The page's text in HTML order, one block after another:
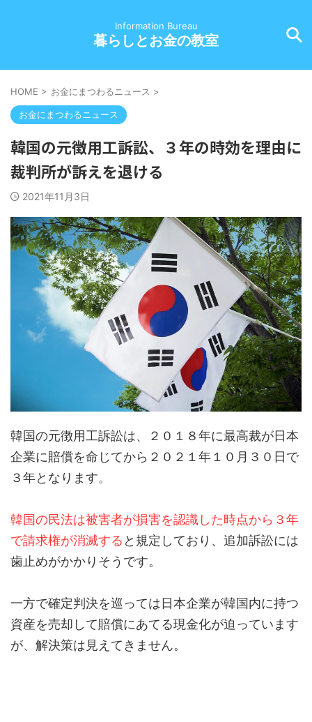
Information Bureau
暮らしとお金の教室
HOME > お金にまつわるニュース >
お金にまつわるニュース
韓国の元徴用工訴訟、３年の時効を理由に
裁判所が訴えを退ける
2021年11月3日
韓国の元徴用工訴訟は、２０１８年に最高裁が日本
企業に賠償を命じてから２０２１年１０月３０日で
３年となります。
韓国の民法は被害者が損害を認識した時点から３年
で請求権が消滅する と規定しており、追加訴訟には
歯止めがかかりそうです。
一方で確定判決を巡っては日本企業が韓国内に持つ
資産を売却して賠償にあてる現金化が迫っています
が、解決策は見えてきません。